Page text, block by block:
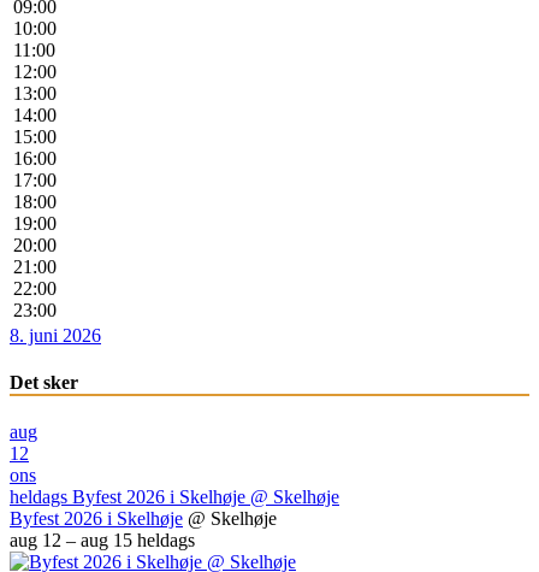
09:00
10:00
11:00
12:00
13:00
14:00
15:00
16:00
17:00
18:00
19:00
20:00
21:00
22:00
23:00
8. juni 2026
Det sker
aug
12
ons
heldags Byfest 2026 i Skelhøje @ Skelhøje
Byfest 2026 i Skelhøje @ Skelhøje
aug 12 – aug 15 heldags